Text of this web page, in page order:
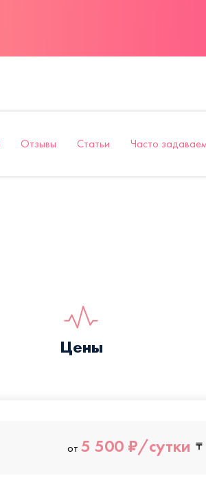
Отзывы Статьи Часто
Цены
от 5 500 ₽/сутки